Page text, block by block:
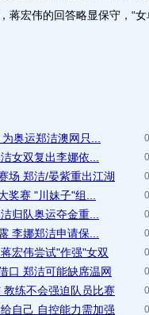
蒋宏伟的回答略显保守，“女
奥运郑洁澳网只...
女双复出李娜依...
场 郑洁/晏紫重出江湖
奖赛 "川妹子"组...
归队奥运夺金重...
李娜郑洁申请保...
宏伟尝试"作强"女双
口 郑洁可能缺席温网
练不会强迫队员比赛
自己 自控能力需加强